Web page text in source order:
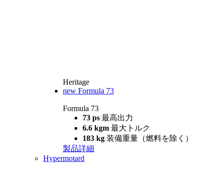
Heritage
new Formula 73
Formula 73
73 ps 最高出力
6.6 kgm 最大トルク
183 kg 装備重量（燃料を除く）
製品詳細
Hypermotard